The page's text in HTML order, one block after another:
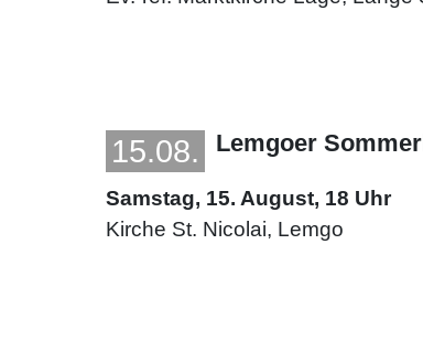
15.08. Lemgoer
Samstag, 15. August, 18 Uhr
Kirche St. Nicolai, Lemgo